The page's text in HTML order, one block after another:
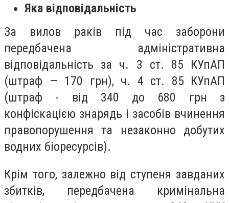
Яка відповідальність
За вилов раків під час заборони
передбачена адміністративна
відповідальність за ч. 3 ст. 85 КУпАП
(штраф — 170 грн), ч. 4 ст. 85 КУпАП
(штраф - від 340 до 680 грн з
конфіскацією знарядь і засобів вчинення
правопорушення та незаконно добутих
водних біоресурсів).
Крім того, залежно від ступеня завданих
збитків, передбачена кримінальна